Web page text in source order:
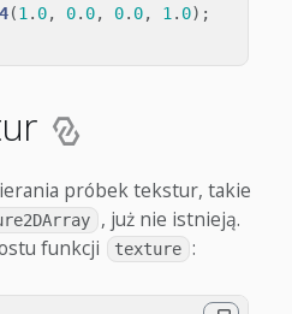
(1 . 0, 0. 0, 0. 0, 1 . 0);
próbek tekstur, takie
, już nie istnieją.
funkcji
texture :